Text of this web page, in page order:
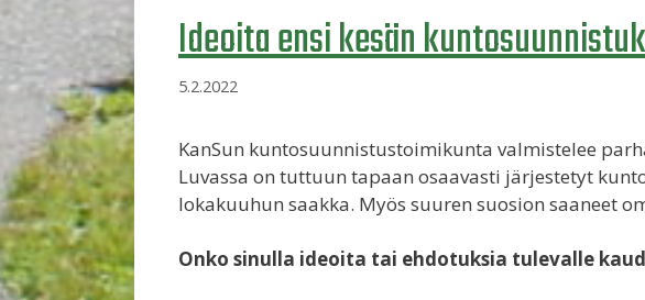
Ideoita ensi kesän
5.2.2022
KanSun kuntosuunnistustoimikunta valmistelee
Luvassa on tuttuun tapaan osaavasti järjestetyt
lokakuuhun saakka. Myös suuren suosion saaneet
Onko sinulla ideoita tai ehdotuksia tulevalle